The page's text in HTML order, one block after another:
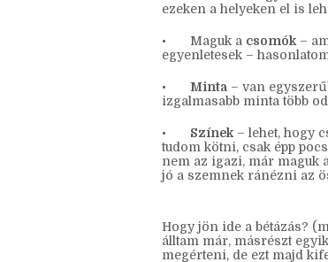
Ismeritek a csomózott
bonyolult mintákig bármit
több részére is figyelni
• Maguk acsomók–
• Minta– van
izgalmasabb minta több
nem az igazi, már maguk
jó a szemnek ránézni az